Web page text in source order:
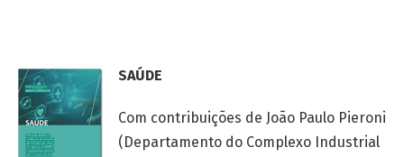
SAÚDE
Com contribuições de João Paulo Pieroni
(Departamento do Complexo Industrial